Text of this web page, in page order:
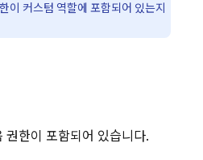
이 커스텀 역할에 포함되어 있는지
한이 포함되어 있습니다.